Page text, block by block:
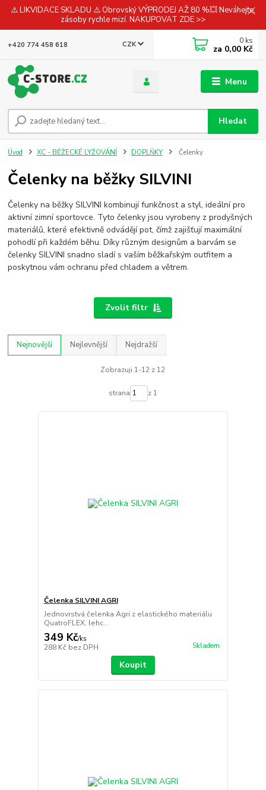
⚠️ LIKVIDACE SKLADU ⚠️ Obrovský VÝPRODEJ AŽ 80 %💥 Neváhejte,
zásoby rychle mizí. NAKUPOVAT ZDE >>
Menu
CZK
Hledat
+420 774 458 618 0 ks
za 0,00 Kč
Úvod XC - BĚŽECKÉ LYŽOVÁNÍ DOPLŇKY Čelenky
Čelenky na běžky SILVINI
Čelenky na běžky SILVINI kombinují funkčnost a styl, ideální pro
aktivní zimní sportovce. Tyto čelenky jsou vyrobeny z prodyšných
materiálů, které efektivně odvádějí pot, čímž zajišťují maximální
pohodlí při každém běhu. Díky různým designům a barvám se
čelenky SILVINI snadno sladí s vaším běžkařským outfitem a
poskytnou vám ochranu před chladem a větrem.
Zvolit filtr
Nejnovější Nejlevnější Nejdražší
Zobrazuji 1-12 z 12
strana z 1
Čelenka SILVINI AGRI
Jednovrstvá čelenka Agri z elastického materiálu
QuatroFLEX, lehc...
349 Kč/ks
288 Kč bez DPH Skladem
Koupit